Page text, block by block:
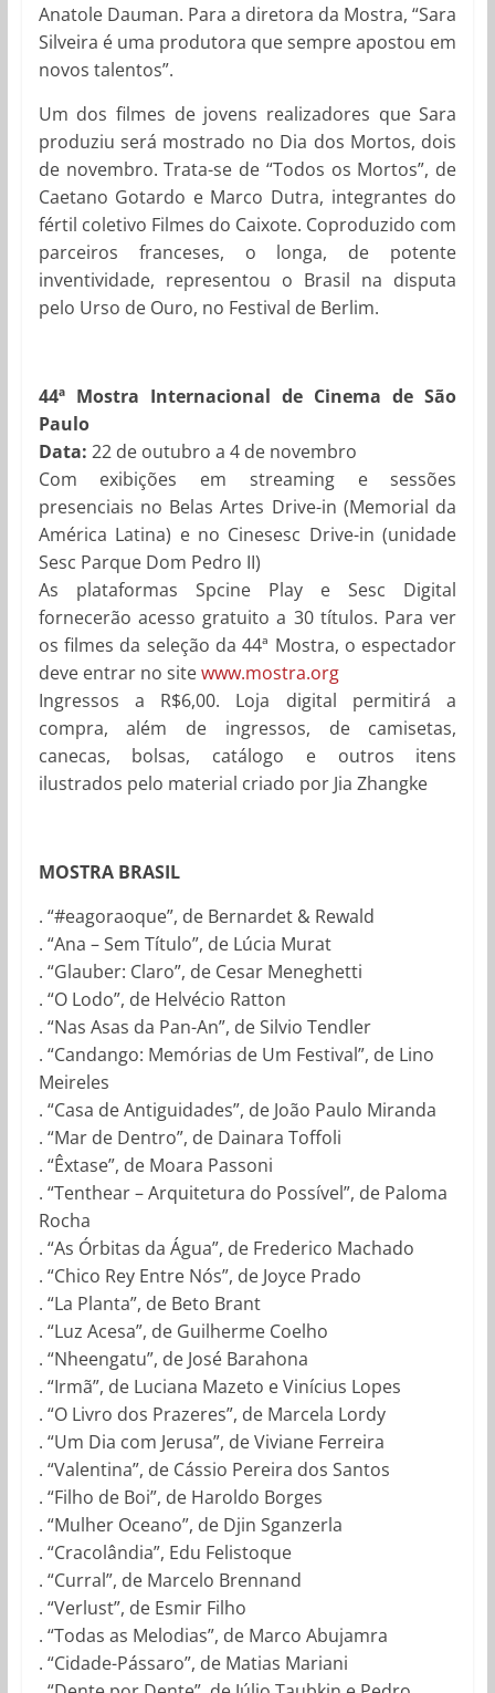
Anatole Dauman. Para a diretora da Mostra, “Sara
Silveira é uma produtora que sempre apostou em
novos talentos”.
Um dos filmes de jovens realizadores que Sara
produziu será mostrado no Dia dos Mortos, dois
de novembro. Trata-se de “Todos os Mortos”, de
Caetano Gotardo e Marco Dutra, integrantes do
fértil coletivo Filmes do Caixote. Coproduzido com
parceiros franceses, o longa, de potente
inventividade, representou o Brasil na disputa
pelo Urso de Ouro, no Festival de Berlim.
44ª Mostra Internacional de Cinema de São
Paulo
Data: 22 de outubro a 4 de novembro
Com exibições em streaming e sessões
presenciais no Belas Artes Drive-in (Memorial da
América Latina) e no Cinesesc Drive-in (unidade
Sesc Parque Dom Pedro II)
As plataformas Spcine Play e Sesc Digital
fornecerão acesso gratuito a 30 títulos. Para ver
os filmes da seleção da 44ª Mostra, o espectador
deve entrar no sitewww.mostra.org
Ingressos a R$6,00. Loja digital permitirá a
compra, além de ingressos, de camisetas,
canecas, bolsas, catálogo e outros itens
ilustrados pelo material criado por Jia Zhangke
MOSTRA BRASIL
. “#eagoraoque”, de Bernardet & Rewald
. “Ana – Sem Título”, de Lúcia Murat
. “Glauber: Claro”, de Cesar Meneghetti
. “O Lodo”, de Helvécio Ratton
. “Nas Asas da Pan-An”, de Silvio Tendler
. “Candango: Memórias de Um Festival”, de Lino
Meireles
. “Casa de Antiguidades”, de João Paulo Miranda
. “Mar de Dentro”, de Dainara Toffoli
. “Êxtase”, de Moara Passoni
. “Tenthear – Arquitetura do Possível”, de Paloma
Rocha
. “As Órbitas da Água”, de Frederico Machado
. “Chico Rey Entre Nós”, de Joyce Prado
. “La Planta”, de Beto Brant
. “Luz Acesa”, de Guilherme Coelho
. “Nheengatu”, de José Barahona
. “Irmã”, de Luciana Mazeto e Vinícius Lopes
. “O Livro dos Prazeres”, de Marcela Lordy
. “Um Dia com Jerusa”, de Viviane Ferreira
. “Valentina”, de Cássio Pereira dos Santos
. “Filho de Boi”, de Haroldo Borges
. “Mulher Oceano”, de Djin Sganzerla
. “Cracolândia”, Edu Felistoque
. “Curral”, de Marcelo Brennand
. “Verlust”, de Esmir Filho
. “Todas as Melodias”, de Marco Abujamra
. “Cidade-Pássaro”, de Matias Mariani